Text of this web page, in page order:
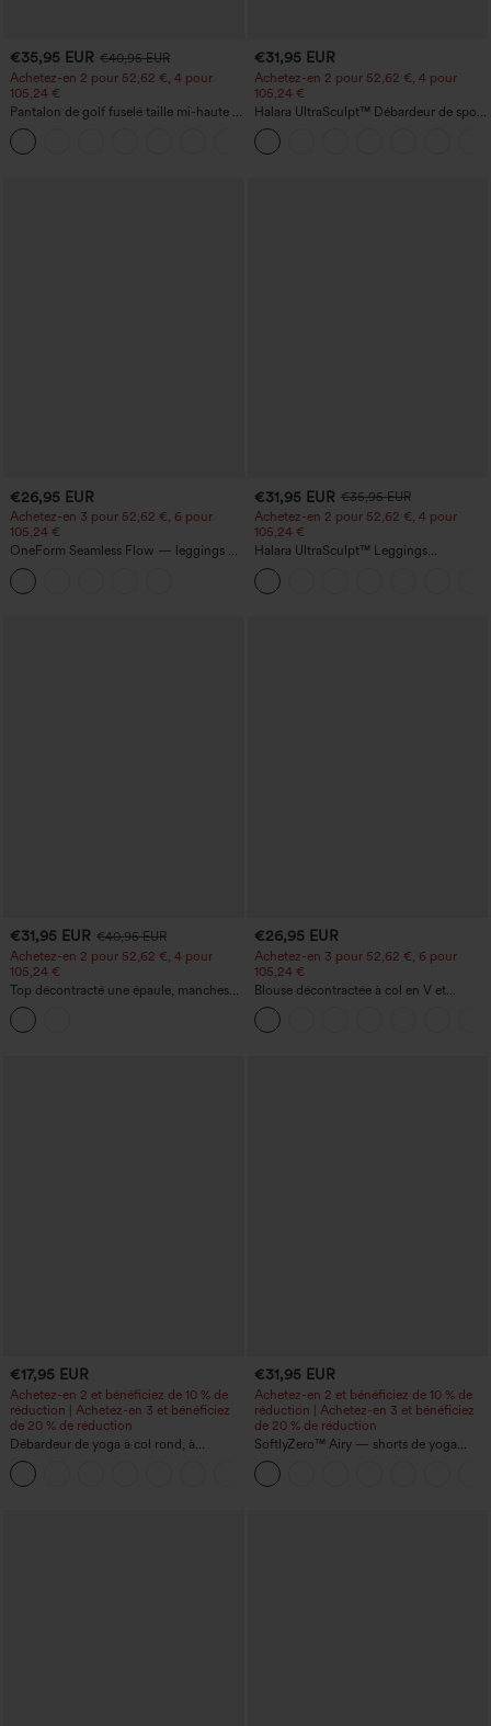
€35,95 EUR €40,95 EUR
Achetez-en 2 pour 52,62 €, 4 pour
105,24 €
Pantalon de golf fuselé taille mi-haute à
cordon, ourlet incurvé, séchage rapide,
avec poches — UPF40+
€31,95 EUR
Achetez-en 2 pour 52,62 €, 4 pour
105,24 €
Halara UltraSculpt™ Débardeur de sport
à col rond et ourlet arrondi
€26,95 EUR
Achetez-en 3 pour 52,62 €, 6 pour
105,24 €
OneForm Seamless Flow — leggings de
yoga sans coutures, taille mi-haute, effet
gainant pour le ventre et liftant pour les
fesses
€31,95 EUR €35,95 EUR
Achetez-en 2 pour 52,62 €, 4 pour
105,24 €
Halara UltraSculpt™ Leggings
d'entraînement sculptants taille haute,
effet ventre plat, avec poche
€31,95 EUR €40,95 EUR
Achetez-en 2 pour 52,62 €, 4 pour
105,24 €
Top décontracté une épaule, manches
courtes, ourlet arrondi hi-low,
soutien‑gorge intégré, motif à pois
€26,95 EUR
Achetez-en 3 pour 52,62 €, 6 pour
105,24 €
Blouse décontractée à col en V et
manches courtes bouffantes
€17,95 EUR
Achetez-en 2 et bénéficiez de 10 % de
réduction | Achetez-en 3 et bénéficiez
de 20 % de réduction
Débardeur de yoga à col rond, à
fronces, effet rafraîchissant - UPF50+
€31,95 EUR
Achetez-en 2 et bénéficiez de 10 % de
réduction | Achetez-en 3 et bénéficiez
de 20 % de réduction
SoftlyZero™ Airy — shorts de yoga
super taille haute 2-en-1 InstantCool
avec poches